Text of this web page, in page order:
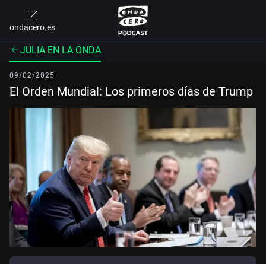
ondacero.es
JULIA EN LA ONDA
09/02/2025
El Orden Mundial: Los primeros días de Trump